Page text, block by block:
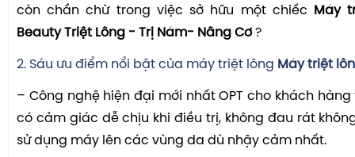
còn chần chừ trong việc sở hữu một chiếc
Máy
Beauty Triệt Lông - Trị Nám- Nâng Cơ?
2. Sáu ưu điểm nổi bật của máy triệt lông Máy triệt
– Công nghệ hiện đại mới nhất OPT cho khách
có cảm giác dễ chịu khi điều trị, không đau rát
sử dụng máy lên các vùng da dù nhậy cảm nhất.